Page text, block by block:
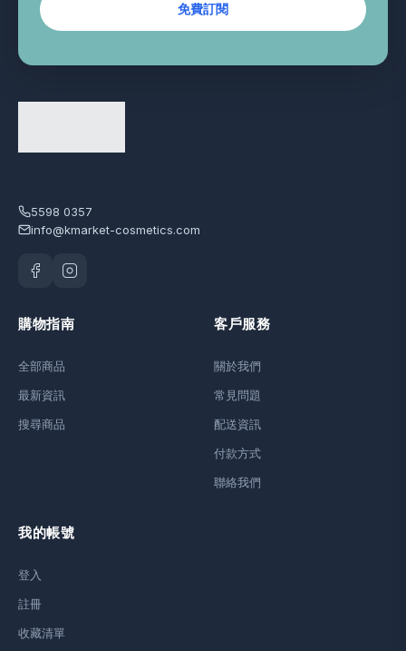
免費訂閱
5598 0357
info@kmarket-cosmetics.com
購物指南
全部商品
最新資訊
搜尋商品
客戶服務
關於我們
常見問題
配送資訊
付款方式
聯絡我們
我的帳號
登入
註冊
收藏清單